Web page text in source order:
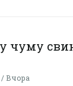
чуму
Вчора